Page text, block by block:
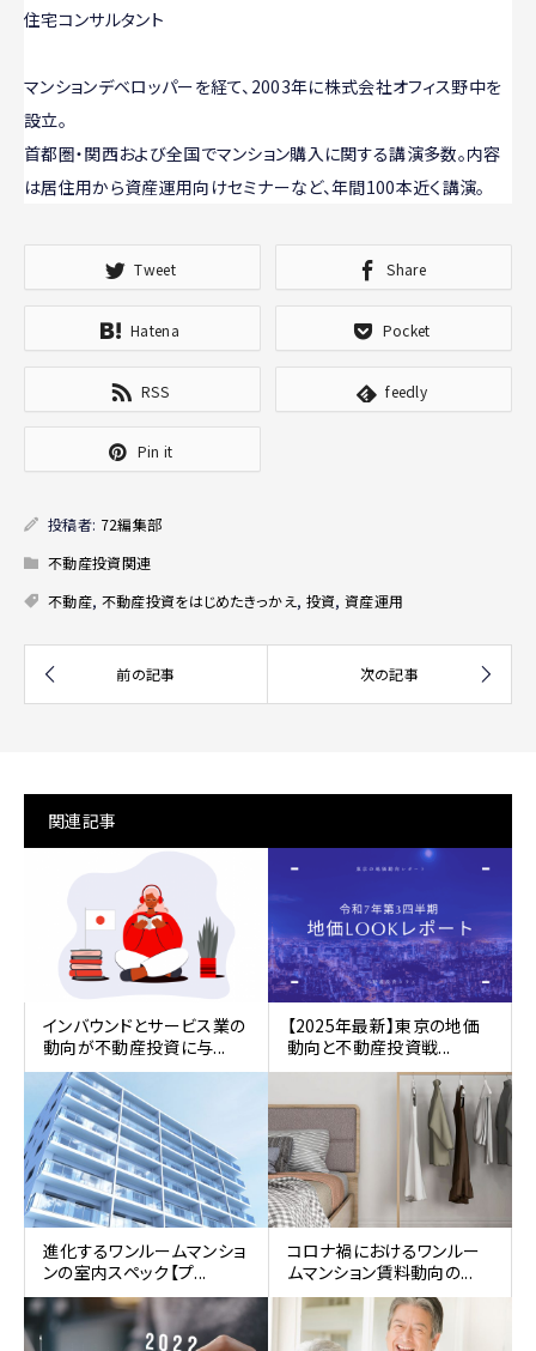
住宅コンサルタント
マンションデベロッパーを経て、2003年に株式会社オフィス野中を
設立。
首都圏・関西および全国でマンション購入に関する講演多数。内容
は居住用から資産運用向けセミナーなど、年間100本近く講演。
Tweet Share
Hatena Pocket
RSS feedly
Pin it
投稿者: 72編集部
不動産投資関連
不動産, 不動産投資をはじめたきっかえ, 投資,資産運用
関連記事
インバウンドとサービス業の
動向が不動産投資に与...
【2025年最新】東京の地価
動向と不動産投資戦...
進化するワンルームマンショ
ンの室内スペック【プ...
コロナ禍におけるワンルー
ムマンション賃料動向の...